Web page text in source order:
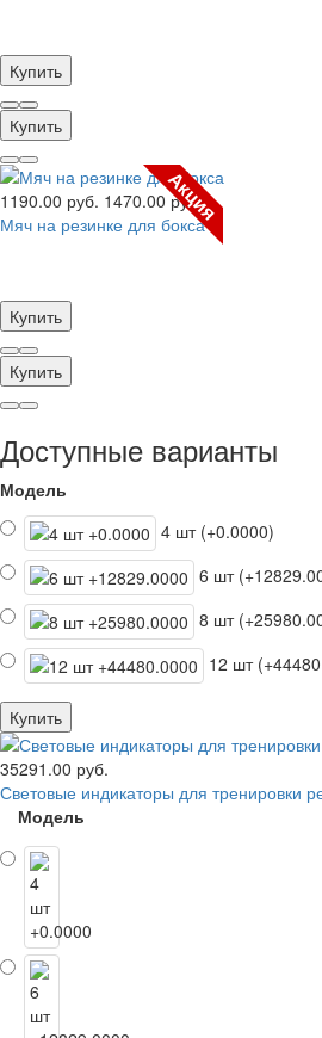
Купить
Купить
Акция
1190.00 руб. 1470.00 руб.
Мяч на резинке для бокса
Купить
Купить
Доступные варианты
Модель
4 шт (+0.0000)
6 шт
8 шт
12 шт
Купить
35291.00 руб.
Световые индикаторы для тренировки
Модель